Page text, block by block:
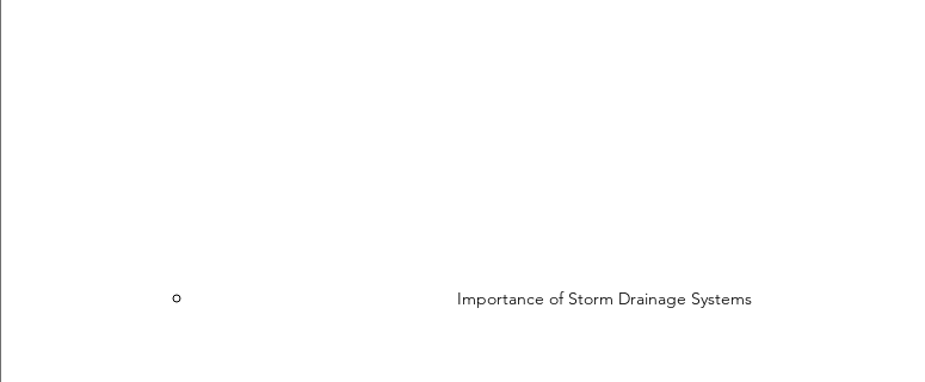
Importance of Storm Drainage Systems